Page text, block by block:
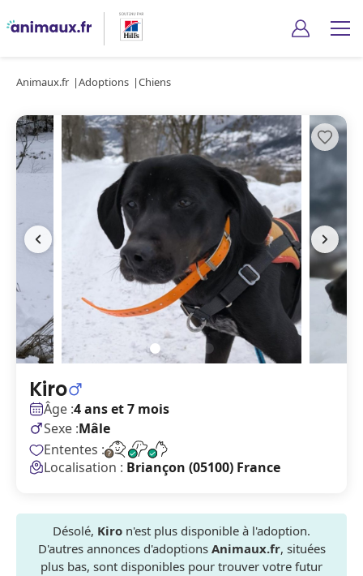
Animaux.fr Adoptions Chiens
Kiro
Âge :4 ans et 7 mois
Sexe :Mâle
Ententes :
Localisation : Briançon (05100) France
Désolé, Kiro n'est plus disponible à l'adoption.
D'autres annonces d'adoptions Animaux.fr, situées
plus bas, sont disponibles pour trouver votre futur